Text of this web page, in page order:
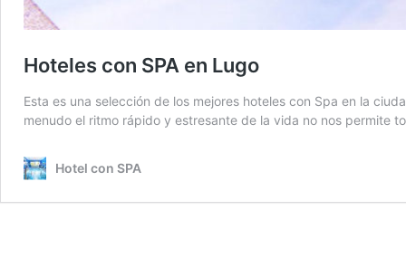
Hoteles con SPA en Lugo
Esta es una selección de los mejores hoteles con Spa en la
menudo el ritmo rápido y estresante de la vida no nos permite
Hotel con SPA